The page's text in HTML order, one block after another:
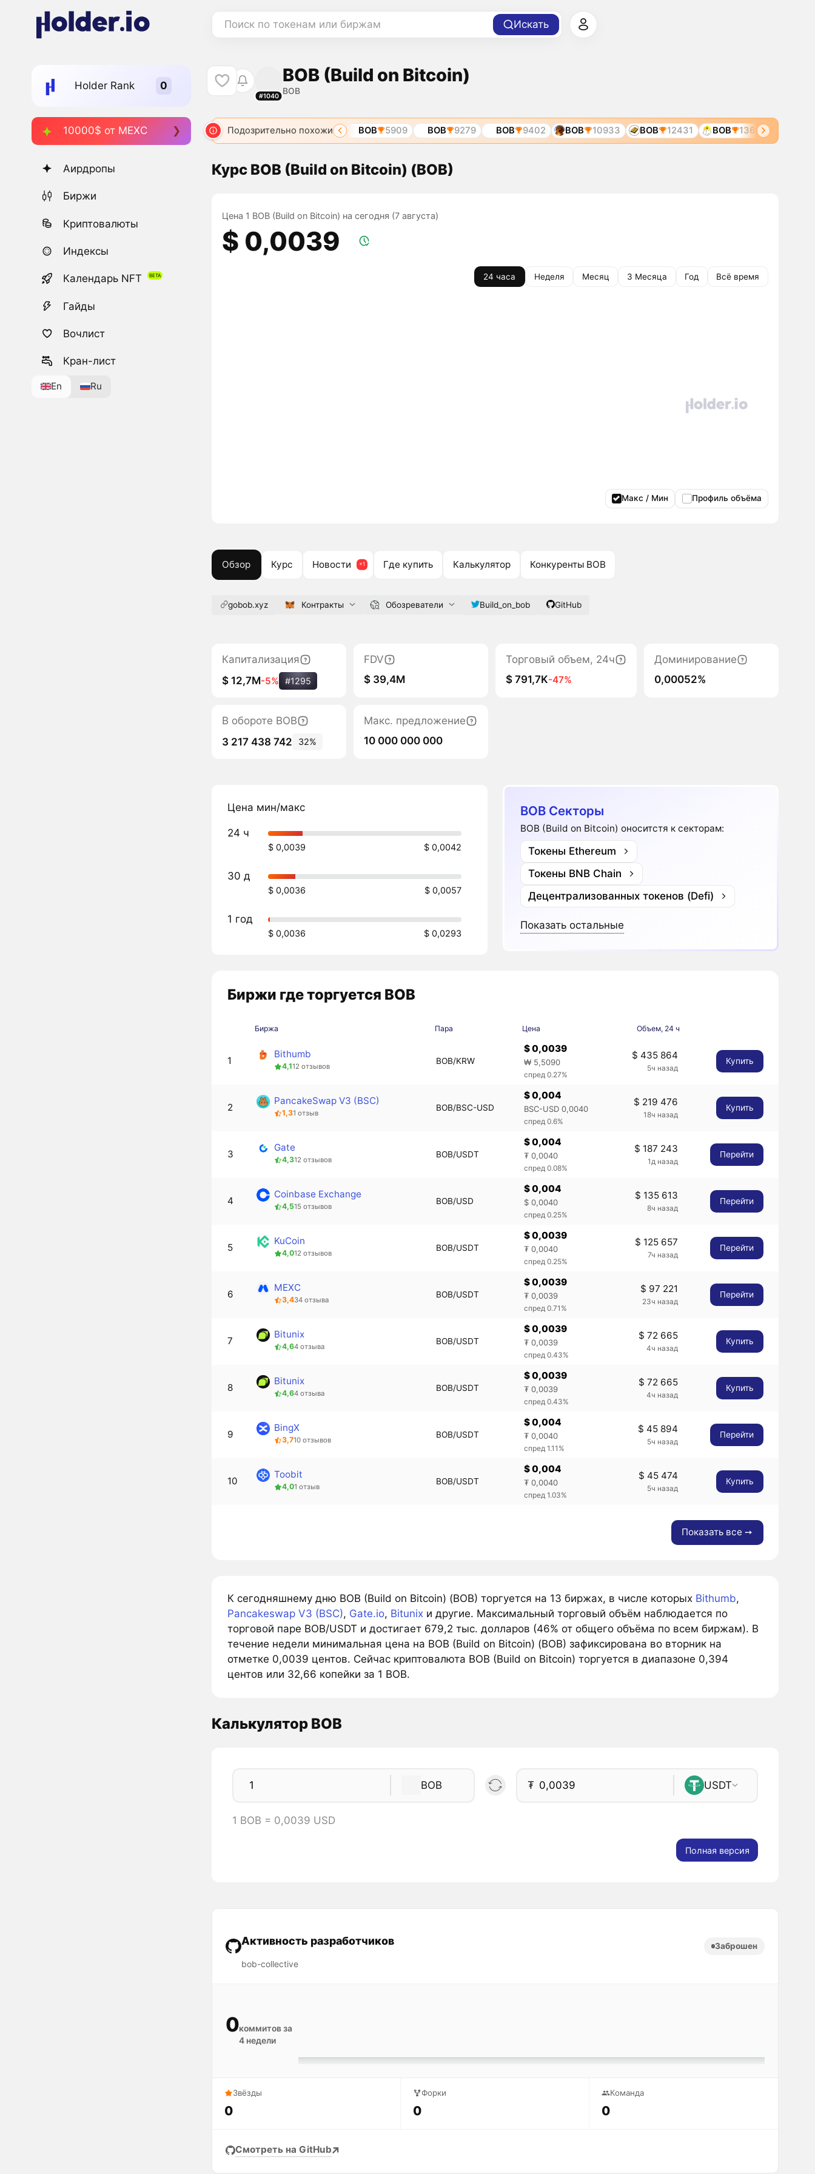
Поиск по токенам или биржам Искать
Holder Rank
10000$ от MEXC
Аирдропы
Биржи
Криптовалюты
Индексы
Календарь NFT
Гайды
Вочлист
Кран-лист
En Ru
#1040
BOB (Build on Bitcoin)
BOB
Подозрительно похожи
BOB 1368 BOB 2465 BOB 3532 BOB 4021 BOB 5909 BOB 9279 BOB 9402 BOB 10933 BOB 12431 BOB 1368 BOB
Курс BOB (Build on Bitcoin) (BOB)
Цена 1 BOB (Build on Bitcoin) на сегодня (7 августа)
$ 0,0039
24 часа Неделя Месяц 3 Месяца Год Всё время
Макс / Мин Профиль объёма
Обзор Курс Новости Где купить Калькулятор Конкуренты BOB
gobob.xyz Контракты Обозреватели Build_on_bob GitHub
Капитализация
$ 12,7M-5% #1295
FDV
$ 39,4M
Торговый объем, 24ч
$ 791,7K-47%
Доминирование
0,00052%
В обороте BOB
3 217 438 742
32%
Макс. предложение
10 000 000 000
Цена мин/макс
24 ч
$ 0,0039 $ 0,0042
30 д
$ 0,0036 $ 0,0057
1 год
$ 0,0036 $ 0,0293
BOB Секторы
BOB (Build on Bitcoin) оноситстя к секторам:
Токены Ethereum
Токены BNB Chain
Децентрализованных токенов (Defi)
Показать остальные
Биржи где торгуется BOB
Биржа Пара Цена Объем, 24 ч
1
Bithumb
4,112 отзывов
BOB/KRW
$ 0,0039
₩ 5,5090
спред 0.27%
$ 435 864
5ч назад
Купить
2
PancakeSwap V3 (BSC)
1,31 отзыв
BOB/BSC-USD
$ 0,004
BSC-USD 0,0040
спред 0.6%
$ 219 476
18ч назад
Купить
3
Gate
4,312 отзывов
BOB/USDT
$ 0,004
₮ 0,0040
спред 0.08%
$ 187 243
1д назад
Перейти
4
Coinbase Exchange
4,515 отзывов
BOB/USD
$ 0,004
$ 0,0040
спред 0.25%
$ 135 613
8ч назад
Перейти
5
KuCoin
4,012 отзывов
BOB/USDT
$ 0,0039
₮ 0,0040
спред 0.25%
$ 125 657
7ч назад
Перейти
6
MEXC
3,434 отзыва
BOB/USDT
$ 0,0039
₮ 0,0039
спред 0.71%
$ 97 221
23ч назад
Перейти
7
Bitunix
4,64 отзыва
BOB/USDT
$ 0,0039
₮ 0,0039
спред 0.43%
$ 72 665
4ч назад
Купить
8
Bitunix
4,64 отзыва
BOB/USDT
$ 0,0039
₮ 0,0039
спред 0.43%
$ 72 665
4ч назад
Купить
9
BingX
3,710 отзывов
BOB/USDT
$ 0,004
₮ 0,0040
спред 1.11%
$ 45 894
5ч назад
Перейти
10
Toobit
4,01 отзыв
BOB/USDT
$ 0,004
₮ 0,0040
спред 1.03%
$ 45 474
5ч назад
Купить
Показать все ➙
К сегодняшнему дню BOB (Build on Bitcoin) (BOB) торгуется на 13 биржах, в числе которых Bithumb,
Pancakeswap V3 (BSC), Gate.io, Bitunixи другие. Максимальный торговый объём наблюдается по
торговой паре BOB/USDT и достигает 679,2 тыс. долларов (46% от общего объёма по всем биржам). В
течение недели минимальная цена на BOB (Build on Bitcoin) (BOB) зафиксирована во вторник на
отметке 0,0039 центов. Сейчас криптовалюта BOB (Build on Bitcoin) торгуется в диапазоне 0,394
центов или 32,66 копейки за 1 BOB.
Калькулятор BOB
BOB ₮ USDT
1 BOB = 0,0039 USD
Полная версия
Активность разработчиков
bob-collective
Заброшен
0коммитов за
4 недели
Звёзды
0
Форки
0
Команда
0
Смотреть на GitHub